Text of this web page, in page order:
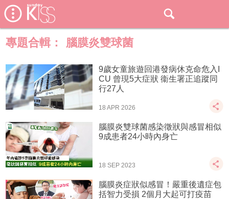
專題合輯： 腦膜炎雙球菌
9歲女童旅遊回港發病休克命危入I
CU 曾現5大症狀 衞生署正追蹤同
行27人
18 APR 2026
腦膜炎雙球菌感染徵狀與感冒相似
9成患者24小時內身亡
18 SEP 2023
腦膜炎症狀似感冒！嚴重後遺症包
括智力受損 2個月大起可打疫苗